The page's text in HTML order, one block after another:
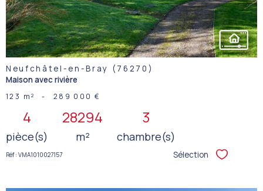
Neufchâtel-en-Bray (76270)
Maison avec rivière
123 m² - 289 000 €
4
pièce(s)
28294
m²
3
chambre(s)
Réf : VMA1010027157 Sélection Sélectionner